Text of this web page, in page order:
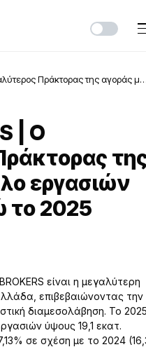
Πράκτορας της αγοράς με
| Ο
εργασιών
το 2025
είναι η μεγαλύτερη
επιβεβαιώνοντας την
διαμεσολάβηση. Το
ύψους 19,1 εκατ.
σε σχέση με το 2024